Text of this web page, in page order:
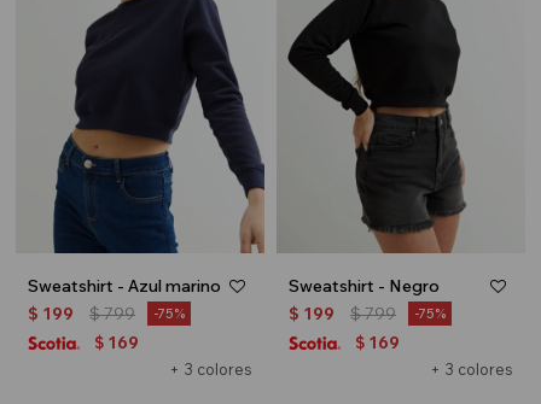
Sweatshirt - Azul marino
+ 3 colores
$ 199 $799 75
$ 169
Sweatshirt - Negro
+ 3 colores
$ 199 $799 75
$ 169